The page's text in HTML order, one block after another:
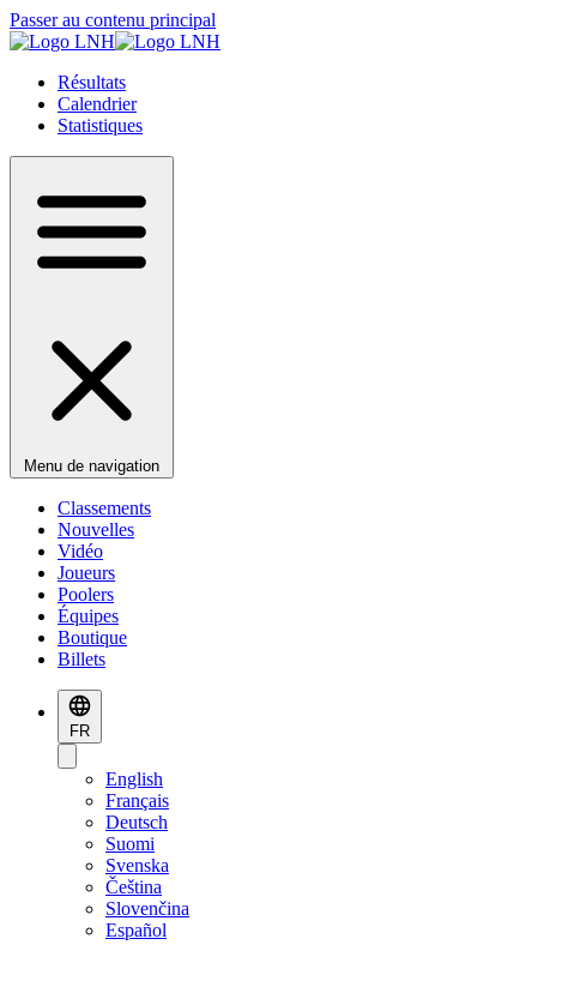
Passer au contenu principal
Résultats
Calendrier
Statistiques
Menu de navigation
Classements
Nouvelles
Vidéo
Joueurs
Poolers
Équipes
Boutique
Billets
FR
English
Français
Deutsch
Suomi
Svenska
Čeština
Slovenčina
Español